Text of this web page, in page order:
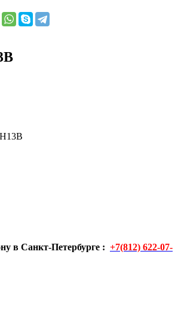
в Санкт-Петербурге : +7(812) 622-07-